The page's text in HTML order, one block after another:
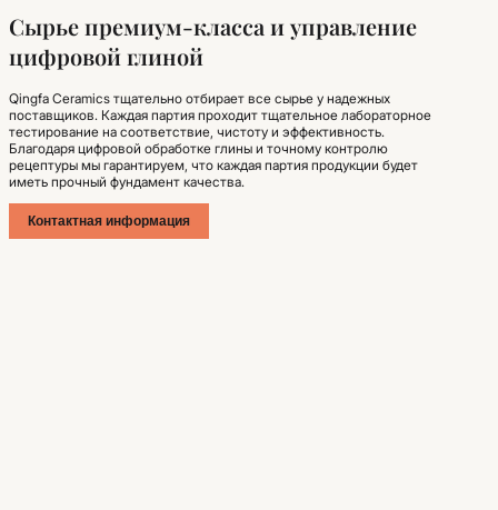
Сырье премиум-класса и управление
цифровой глиной
Qingfa Ceramics тщательно отбирает все сырье у надежных
поставщиков. Каждая партия проходит тщательное лабораторное
тестирование на соответствие, чистоту и эффективность.
Благодаря цифровой обработке глины и точному контролю
рецептуры мы гарантируем, что каждая партия продукции будет
иметь прочный фундамент качества.
Контактная информация